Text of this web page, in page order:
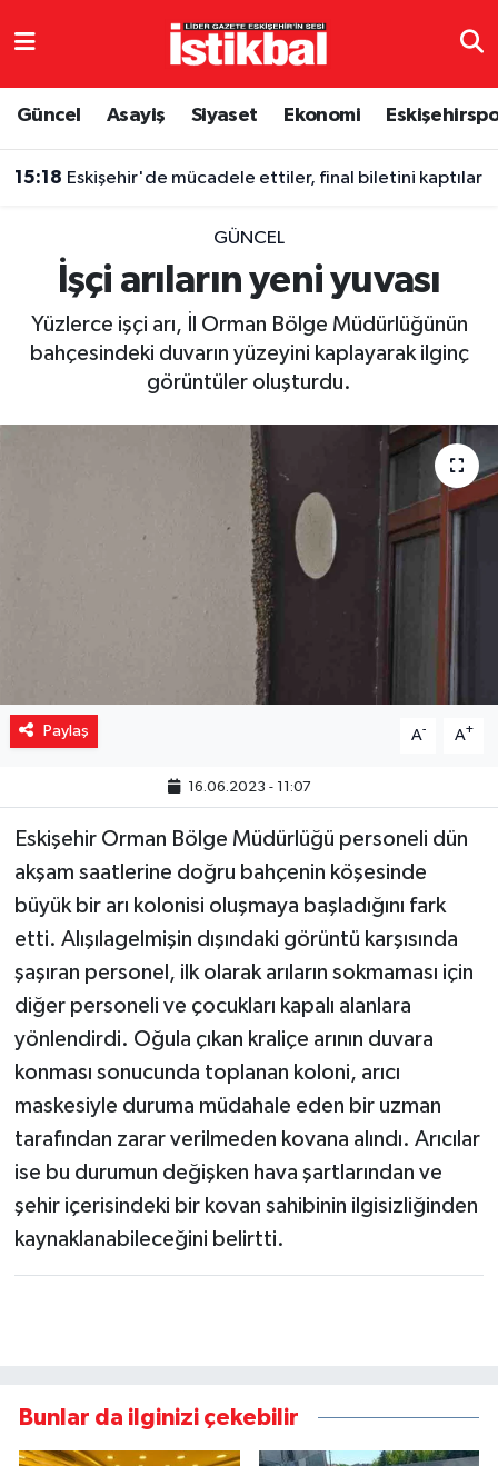
Güncel Asayiş Siyaset Ekonomi
15:18 Eskişehir'de mücadele ettiler, final biletini kaptılar
GÜNCEL
İşçi arıların yeni yuvası
Yüzlerce işçi arı, İl Orman Bölge Müdürlüğünün
bahçesindeki duvarın yüzeyini kaplayarak ilginç
görüntüler oluşturdu.
Paylaş A- A+
16.06.2023 - 11:07
Eskişehir Orman Bölge Müdürlüğü personeli dün
akşam saatlerine doğru bahçenin köşesinde
büyük bir arı kolonisi oluşmaya başladığını fark
etti. Alışılagelmişin dışındaki görüntü karşısında
şaşıran personel, ilk olarak arıların sokmaması için
diğer personeli ve çocukları kapalı alanlara
yönlendirdi. Oğula çıkan kraliçe arının duvara
konması sonucunda toplanan koloni, arıcı
maskesiyle duruma müdahale eden bir uzman
tarafından zarar verilmeden kovana alındı. Arıcılar
ise bu durumun değişken hava şartlarından ve
şehir içerisindeki bir kovan sahibinin ilgisizliğinden
kaynaklanabileceğini belirtti.
Bunlar da ilginizi çekebilir
Eskişehirspor
Siyaset
Eğitim
Ekonomi
Resmi ilanlar
Eskişehir Nöbetçi Eczaneler
Eskişehir Trafik Yoğunluk Haritası
TFF 3.Lig 4.Grup Puan Durumu ve Fikstür
Tüm Manşetler
Son Dakika Haberleri